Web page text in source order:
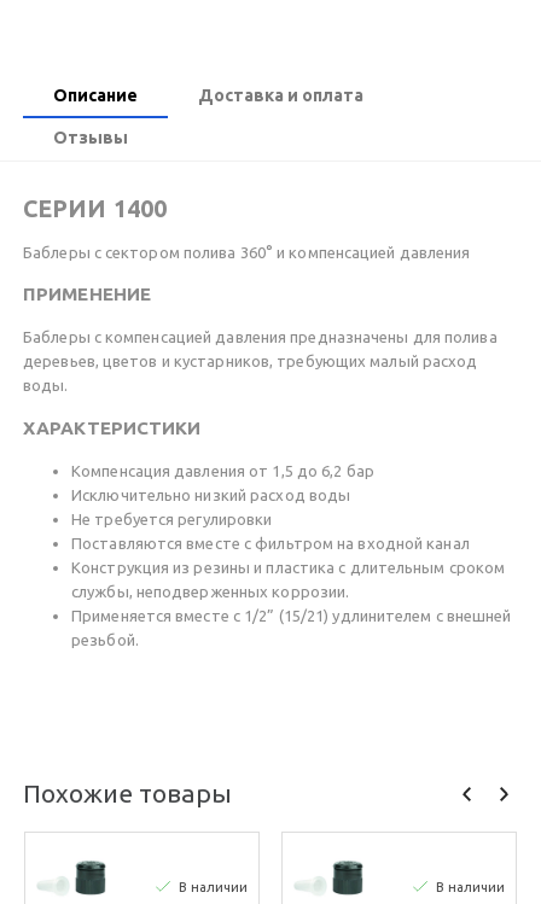
Описание Доставка и оплата
Отзывы
СЕРИИ 1400
Баблеры с сектором полива 360° и компенсацией давления
ПРИМЕНЕНИЕ
Баблеры с компенсацией давления предназначены для полива
деревьев, цветов и кустарников, требующих малый расход
воды.
ХАРАКТЕРИСТИКИ
Компенсация давления от 1,5 до 6,2 бар
Исключительно низкий расход воды
Не требуется регулировки
Поставляются вместе с фильтром на входной канал
Конструкция из резины и пластика с длительным сроком
службы, неподверженных коррозии.
Применяется вместе с 1/2” (15/21) удлинителем с внешней
резьбой.
Похожие товары
В наличии В наличии